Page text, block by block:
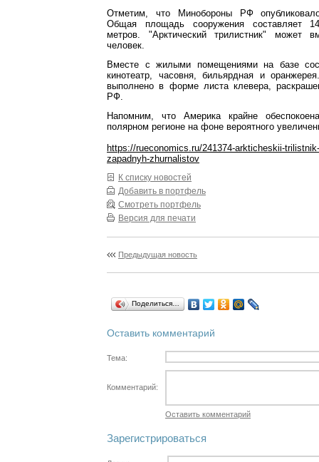
Отметим, что Минобороны РФ
Общая площадь сооружения составляет
метров. "Арктический трилистник" может
человек.
Вместе с жилыми помещениями на базе
кинотеатр, часовня, бильярдная и
выполнено в форме листа клевера,
РФ.
Напомним, что Америка крайне
полярном регионе на фоне вероятного
https://rueconomics.ru/241374-arkticheskii-
zapadnyh-zhurnalistov
К списку новостей
Добавить в портфель
Смотреть портфель
Версия для печати
Предыдущая новость
Поделиться…
Оставить комментарий
Тема:
Комментарий:
Оставить комментарий
Зарегистрироваться